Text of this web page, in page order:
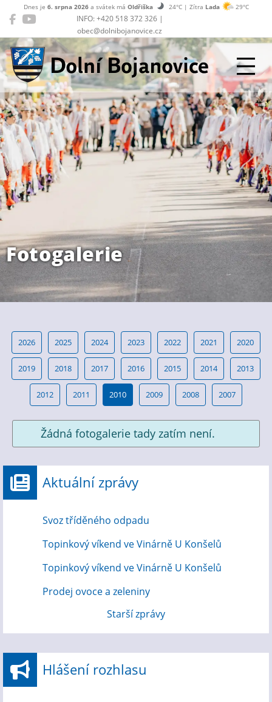
INFO: +420 518 372 326 |
obec@dolnibojanovice.cz
Dnes je 6. srpna 2026a svátek má Oldřiška 24°C | Zítra Lada 29°C
Dolní Bojanovice
Fotogalerie
2026 2025 2024 2023 2022 2021 2020
2019 2018 2017 2016 2015 2014 2013
2012 2011 2010 2009 2008 2007
Žádná fotogalerie tady zatím není.
Aktuální zprávy
Svoz tříděného odpadu
Topinkový víkend ve Vinárně U Konšelů
Topinkový víkend ve Vinárně U Konšelů
Prodej ovoce a zeleniny
Starší zprávy
Hlášení rozhlasu